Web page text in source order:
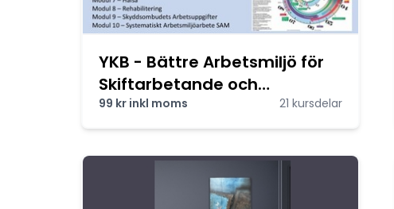
YKB - Bättre Arbetsmiljö för
Skiftarbetande och
Yrkesförare
99 kr inkl moms 21 kursdelar